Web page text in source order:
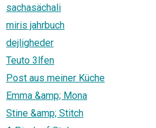
sachasächali
miris jahrbuch
dejligheder
Teuto 3lfen
Post aus meiner Küche
Emma &amp; Mona
Stine &amp; Stitch